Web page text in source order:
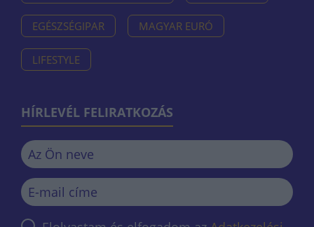
EGÉSZSÉGIPAR MAGYAR EURÓ
LIFESTYLE
HÍRLEVÉL FELIRATKOZÁS